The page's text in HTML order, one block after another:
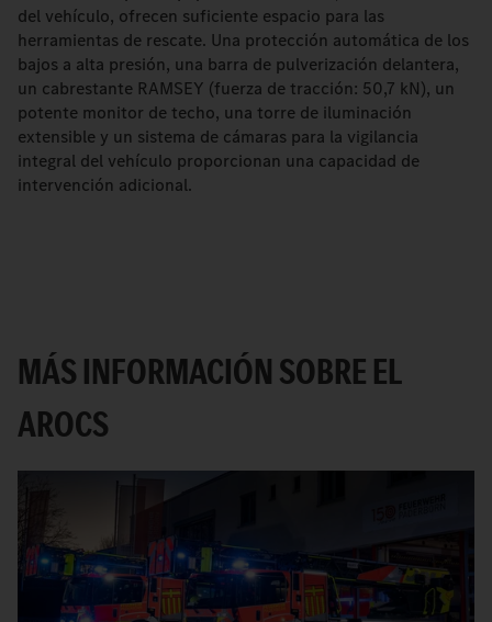
del vehículo, ofrecen suficiente espacio para las
herramientas de rescate. Una protección automática de los
bajos a alta presión, una barra de pulverización delantera,
un cabrestante RAMSEY (fuerza de tracción: 50,7 kN), un
potente monitor de techo, una torre de iluminación
extensible y un sistema de cámaras para la vigilancia
integral del vehículo proporcionan una capacidad de
intervención adicional.
MÁS INFORMACIÓN SOBRE EL
AROCS